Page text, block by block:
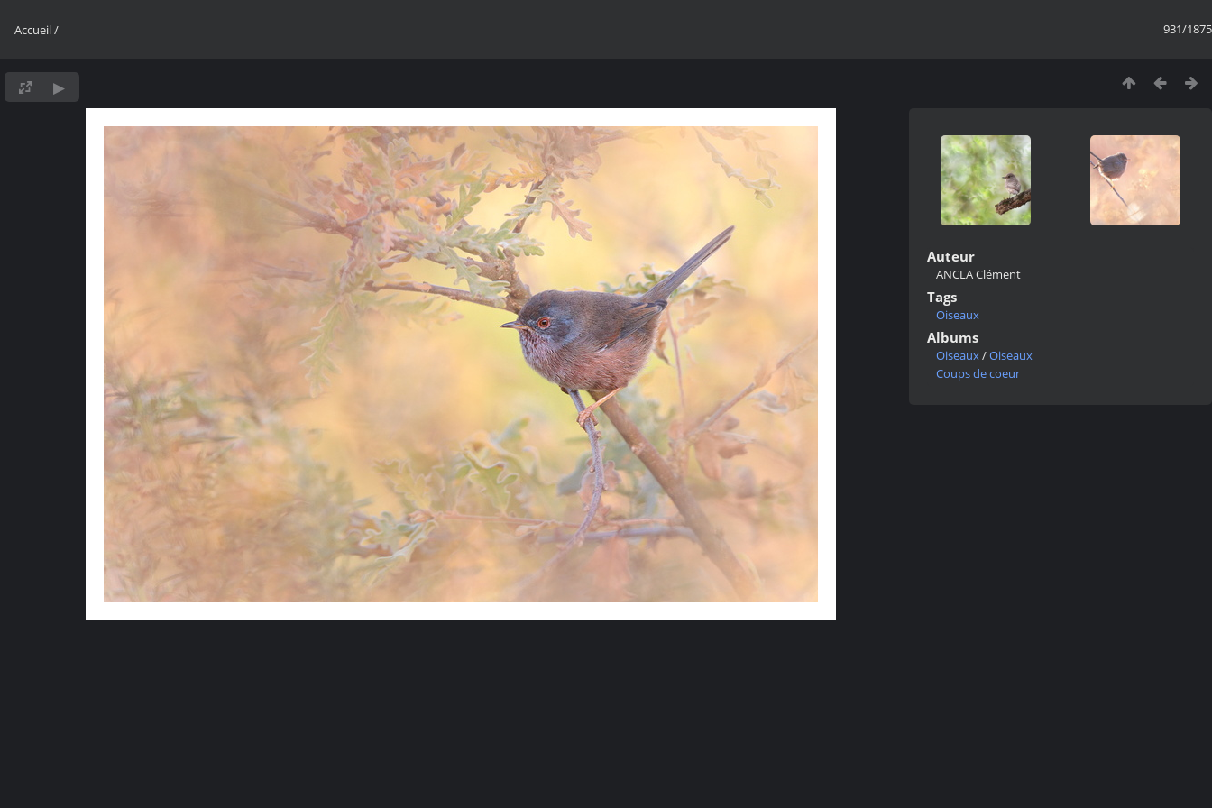
931/1875
Accueil/
Auteur
ANCLA Clément
Tags
Oiseaux
Albums
Oiseaux/Oiseaux
Coups de coeur